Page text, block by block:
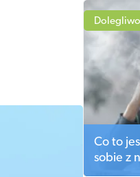
Co to
sobie z